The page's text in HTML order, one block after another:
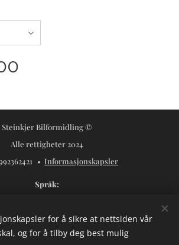
Steinkjer Bilformidling ©
Alle rettigheter 2024
Informasjonskapsler
Språk
Valuta
NOK kr
USD $ SEK kr
for å sikre at nettsiden vår
og for å tilby deg best mulig